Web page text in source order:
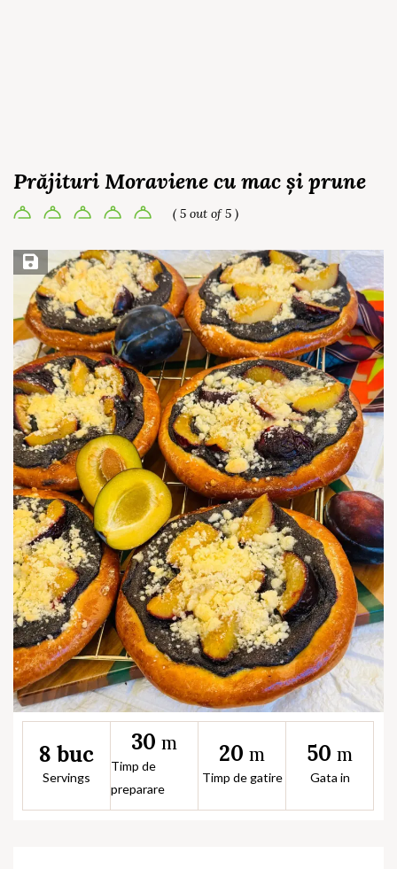
Prăjituri Moraviene cu mac și prune
( 5 out of 5 )
Save Recipe
8 buc
Servings
30 m
Timp de
preparare
20 m
Timp de gatire
50 m
Gata in